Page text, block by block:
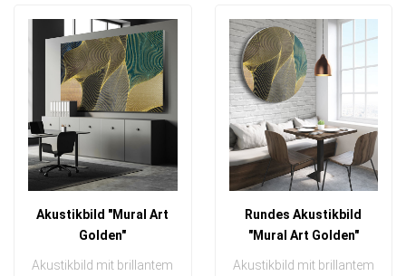
Akustikbild "Mural Art
Golden"
Akustikbild mit brillantem
Rundes Akustikbild
"Mural Art Golden"
Akustikbild mit brillantem